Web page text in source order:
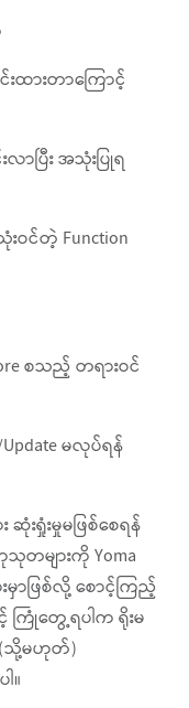
းထားတာကြောင့်
လာပြီး အသုံးပြုရ
းဝင်တဲ့ Function
စသည့် တရားဝင်
Update မလုပ်ရန်
းရှုံးမှုမဖြစ်စေရန်
တများကို Yoma
းမှာဖြစ်လို့ စောင့်ကြည့်
ကြုံတွေ့ရပါက ရိုးမ
(သို့မဟုတ်)
။